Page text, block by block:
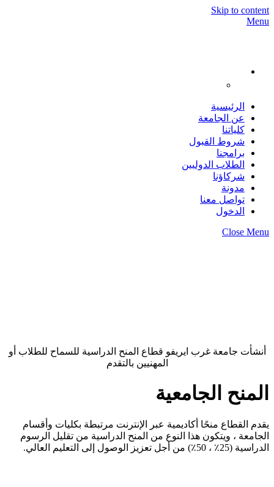
Skip to content
Menu
الرئيسية
عن الجامعة
كلياتنا
شروط القبول
برامجنا
الطلاب الدوليين
شركاؤنا
مدونة
تواصل معنا
الدخول
Close Menu
أنشأت جامعة غرب ايريفو قطاع المنح الدراسية للسماح للطلاب أو
المهنيين بالتقدم
المنح الجامعية
يقدم القطاع منحًا أكاديمية عبر الإنترنت مرتبطة بكليات وأقسام
الجامعة ، ويتكون هذا النوع من المنح الدراسية من تقليل الرسوم
الدراسية (25٪ ، 50٪) من أجل تعزيز الوصول إلى التعليم العالي.